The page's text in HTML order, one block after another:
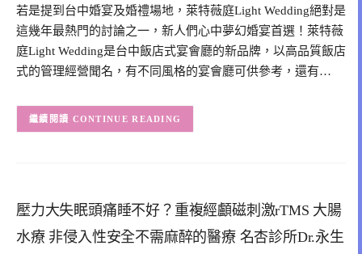
若是提到台中婚宴及婚禮場地，萊特薇庭Light Wedding絕對是
這幾年最熱門的討論之一，新人們心中夢幻婚宴首選！萊特薇
庭Light Wedding是台中飯店式宴會廳的新品牌，以高品質飯店
式的管理經營聞名，有不同風格的宴會廳可供參考，還有…
CONTINUE READING
壓力大失眠頭痛睡不好？重複經顱磁刺激rTMS 大腸
水療 非侵入性安全不需麻醉的醫療 名杏診所Dr.永生